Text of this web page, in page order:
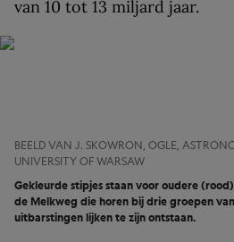
van 10 tot 13 miljard jaar.
BEELD VAN J. SKOWRON, OGLE,
UNIVERSITY OF WARSAW
Gekleurde stipjes staan voor oudere
de Melkweg die horen bij drie groepen
uitbarstingen lijken te zijn ontstaan.